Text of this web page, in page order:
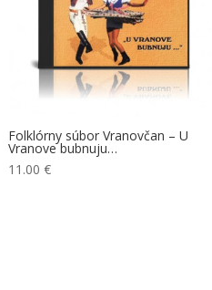
Folklórny súbor Vranovčan – U
Vranove bubnuju…
11.00€